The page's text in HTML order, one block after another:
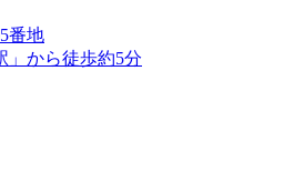
番地
」から徒歩約5分